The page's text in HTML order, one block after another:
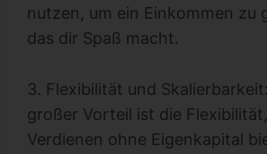
nutzen, um ein Einkommen zu
das dir Spaß macht.
3. Flexibilität und
großer Vorteil ist die
Verdienen ohne Eigenkapital